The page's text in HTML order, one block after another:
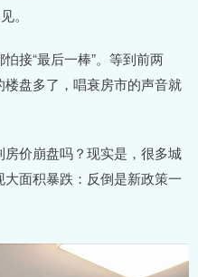
。
接“最后一棒”。等到前两
盘多了，唱衰房市的声音就
价崩盘吗？现实是，很多城
面积暴跌：反倒是新政策一